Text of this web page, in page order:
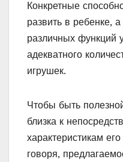
Конкретные
развить в ребенке,
различных функций
адекватного
игрушек.
Чтобы быть
близка к
характеристикам
говоря,